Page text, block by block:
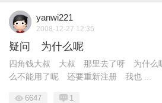
yanwi221
2008-12-27 12:35
疑问 为什么呢
四角钱大叔 大叔 那里去了呀 为什么
么不能用了呢 还要重新注册 我也 ...
6647 1